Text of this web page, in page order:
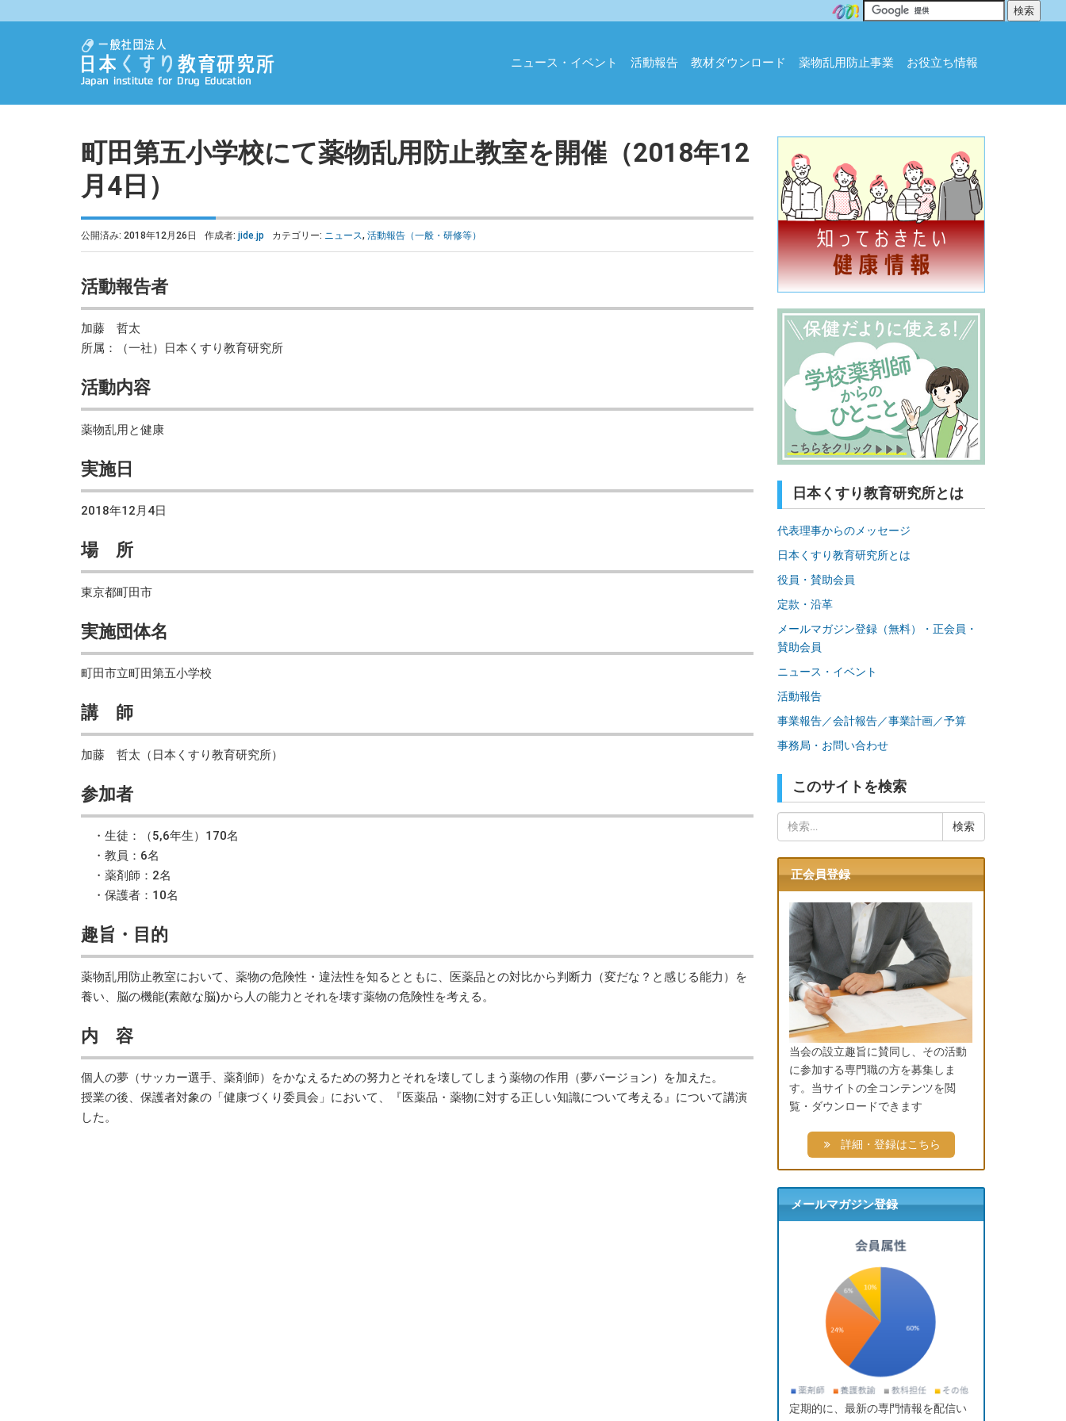
ニュース・イベント 活動報告 教材ダウンロード 薬物乱用防止事業 お役立ち情報
町田第五小学校にて薬物乱用防止教室を開催（2018年12
月4日）
公開済み: 2018年12月26日 作成者: jide.jp カテゴリー: ニュース, 活動報告（一般・研修等）
活動報告者
加藤 哲太
所属：（一社）日本くすり教育研究所
活動内容
薬物乱用と健康
実施日
2018年12月4日
場 所
東京都町田市
実施団体名
町田市立町田第五小学校
講 師
加藤 哲太（日本くすり教育研究所）
参加者
・生徒：（5,6年生）170名
・教員：6名
・薬剤師：2名
・保護者：10名
趣旨・目的
薬物乱用防止教室において、薬物の危険性・違法性を知るとともに、医薬品との対比から判断力（変だな？と感じる能力）を
養い、脳の機能(素敵な脳)から人の能力とそれを壊す薬物の危険性を考える。
内 容
個人の夢（サッカー選手、薬剤師）をかなえるための努力とそれを壊してしまう薬物の作用（夢バージョン）を加えた。
授業の後、保護者対象の「健康づくり委員会」において、『医薬品・薬物に対する正しい知識について考える』について講演
した。
日本くすり教育研究所とは
代表理事からのメッセージ
日本くすり教育研究所とは
役員・賛助会員
定款・沿革
メールマガジン登録（無料）・正会員・
賛助会員
ニュース・イベント
活動報告
事業報告／会計報告／事業計画／予算
事務局・お問い合わせ
このサイトを検索
索:
正会員登録
当会の設立趣旨に賛同し、その活動
に参加する専門職の方を募集しま
す。当サイトの全コンテンツを閲
覧・ダウンロードできます
詳細・登録はこちら
メールマガジン登録
定期的に、最新の専門情報を配信い